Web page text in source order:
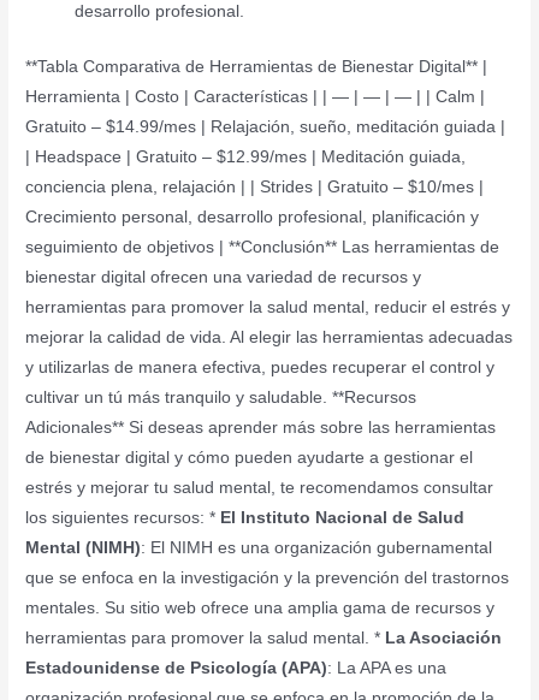
desarrollo profesional.
**Tabla Comparativa de Herramientas de Bienestar Digital** |
Herramienta | Costo | Características | | — | — | — | | Calm |
Gratuito – $14.99/mes | Relajación, sueño, meditación guiada |
| Headspace | Gratuito – $12.99/mes | Meditación guiada,
conciencia plena, relajación | | Strides | Gratuito – $10/mes |
Crecimiento personal, desarrollo profesional, planificación y
seguimiento de objetivos | **Conclusión** Las herramientas de
bienestar digital ofrecen una variedad de recursos y
herramientas para promover la salud mental, reducir el estrés y
mejorar la calidad de vida. Al elegir las herramientas adecuadas
y utilizarlas de manera efectiva, puedes recuperar el control y
cultivar un tú más tranquilo y saludable. **Recursos
Adicionales** Si deseas aprender más sobre las herramientas
de bienestar digital y cómo pueden ayudarte a gestionar el
estrés y mejorar tu salud mental, te recomendamos consultar
los siguientes recursos: * El Instituto Nacional de Salud
Mental (NIMH): El NIMH es una organización gubernamental
que se enfoca en la investigación y la prevención del trastornos
mentales. Su sitio web ofrece una amplia gama de recursos y
herramientas para promover la salud mental. * La Asociación
Estadounidense de Psicología (APA): La APA es una